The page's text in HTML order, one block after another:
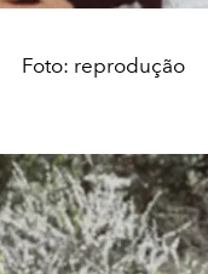
Foto: reprodução